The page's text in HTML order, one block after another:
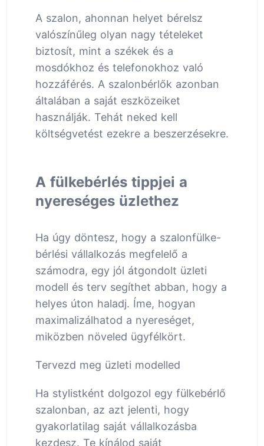
A szalon, ahonnan helyet bérelsz
valószínűleg olyan nagy tételeket
biztosít, mint a székek és a
mosdókhoz és telefonokhoz való
hozzáférés. A szalonbérlők azonban
általában a saját eszközeiket
használják. Tehát neked kell
költségvetést ezekre a beszerzésekre.
A fülkebérlés tippjei a
nyereséges üzlethez
Ha úgy döntesz, hogy a szalonfülke-
bérlési vállalkozás megfelelő a
számodra, egy jól átgondolt üzleti
modell és terv segíthet abban, hogy a
helyes úton haladj. Íme, hogyan
maximalizálhatod a nyereséget,
miközben növeled ügyfélkört.
Tervezd meg üzleti modelled
Ha stylistként dolgozol egy fülkebérlő
szalonban, az azt jelenti, hogy
gyakorlatilag saját vállalkozásba
kezdesz. Te kínálod saját